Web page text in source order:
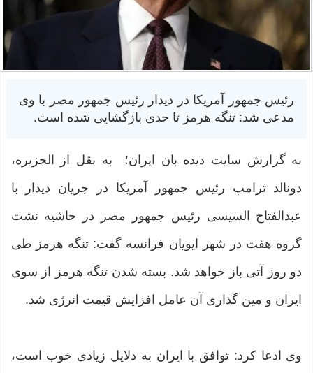
رئیس جمهور آمریکا در دیدار رئیس جمهور مصر با وی
مدعی شد: تنگه هرمز تا حدی بازگشایی شده است.
به گزارش سایت دیده بان ایران؛ به نقل از الجزیره،
دونالد ترامپ رئیس جمهور آمریکا در جریان دیدار با
عبدالفتاح السیسی رئیس جمهور مصر در حاشیه نشت
گروه هفت در شهر ایویان فرانسه گفت: تنگه هرمز طی
دو روز آتی باز خواهد شد. بسته شدن تنگه هرمز از سوی
ایران و مین گذاری آن عامل افزایش قیمت انرژی شد.
وی ادعا کرد: توافق با ایران به دلایل زیادی خوب است،